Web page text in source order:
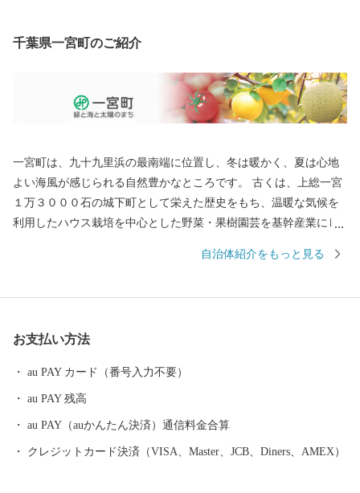
千葉県一宮町のご紹介
一宮町は、九十九里浜の最南端に位置し、冬は暖かく、夏は心地
よい海風が感じられる自然豊かなところです。 古くは、上総一宮
１万３０００石の城下町として栄えた歴史をもち、温暖な気候を
利用したハウス栽培を中心とした野菜・果樹園芸を基幹産業にし
郊屈指のリゾート地として有名でしたが、近年は年間を通じて良
とも呼ばれ、プロサーファーやハイレベルなサーファーから絶大
しお」で約60分、快速電車で直通約90分という便利さにより、首
都圏への通勤圏としても発展を続けています！
自治体紹介をもっと見る
お支払い方法
au PAY カード（番号入力不要）
au PAY 残高
au PAY（auかんたん決済）通信料金合算
クレジットカード決済（VISA、Master、JCB、Diners、AMEX）